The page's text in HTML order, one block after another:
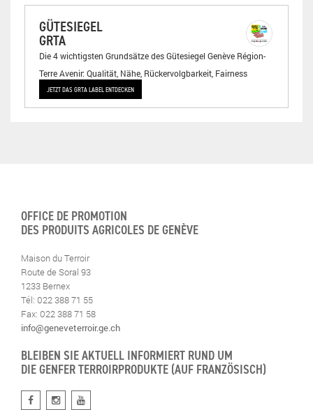
GÜTESIEGEL
GRTA
Die 4 wichtigsten Grundsätze des Gütesiegel Genève Région-
Terre Avenir: Qualität, Nähe, Rückervolgbarkeit, Fairness
JETZT DAS GRTA LABEL ENTDECKEN
OFFICE DE PROMOTION
DES PRODUITS AGRICOLES DE GENÈVE
Maison du Terroir
Route de Soral 93
1233 Bernex
Tél: 022 388 71 55
Fax: 022 388 71 58
info@geneveterroir.ge.ch
BLEIBEN SIE AKTUELL INFORMIERT RUND UM
DIE GENFER TERROIRPRODUKTE (AUF FRANZÖSISCH)